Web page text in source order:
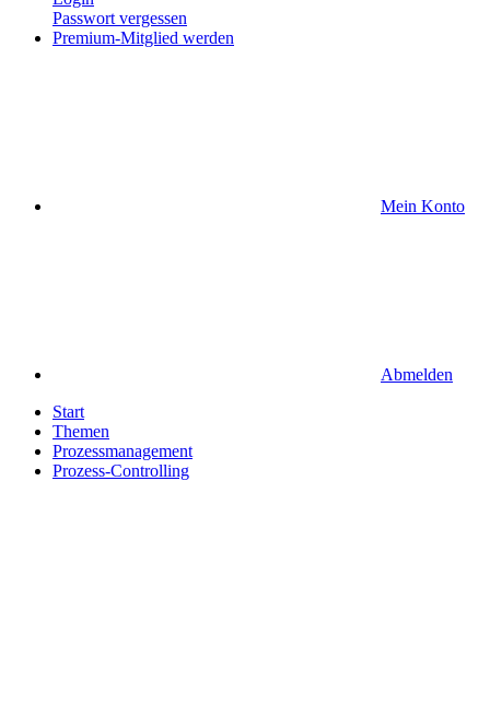
Passwort vergessen
Premium-Mitglied werden
Mein Konto
Abmelden
Start
Themen
Prozessmanagement
Prozess-Controlling